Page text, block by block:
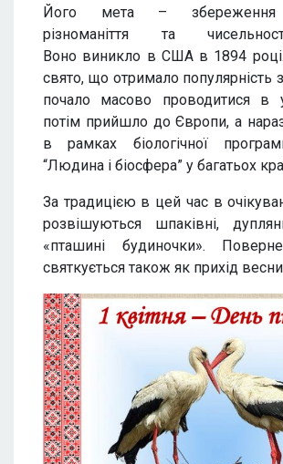
Його мета – збереження
різноманіття та
Воно виникло в США в 1894
свято, що отримало популярність
почало масово проводитися в
потім прийшло до Європи, а
в рамках біологічної
“Людина і біосфера” у багатьох
За традицією в цей час в
розвішуються шпаківні,
«пташині будиночки».
святкується також як прихід